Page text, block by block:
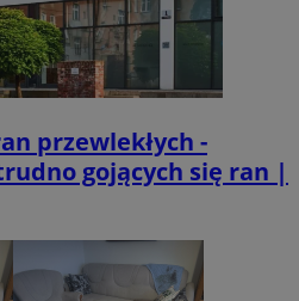
przewlekłych -
gojących się ran |